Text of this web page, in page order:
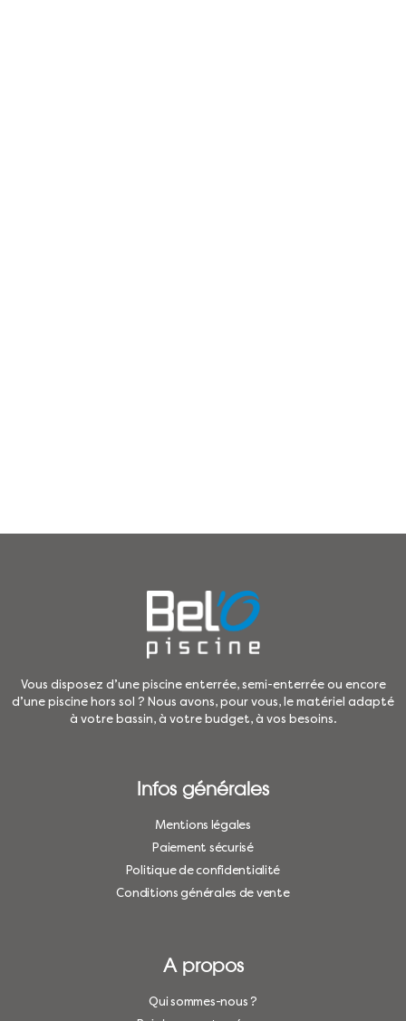
Vous disposez d’une piscine enterrée, semi-enterrée ou encore
d’une piscine hors sol ? Nous avons, pour vous, le matériel adapté
à votre bassin, à votre budget, à vos besoins.
Infos générales
Mentions légales
Paiement sécurisé
Politique de confidentialité
Conditions générales de vente
A propos
Qui sommes-nous ?